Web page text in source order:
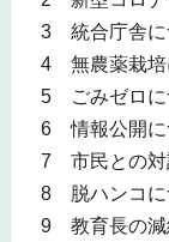
3 統合庁舎に
4 無農薬栽培
5 ごみゼロに
6 情報公開に
7 市民との対
8 脱ハンコに
9 教育長の減